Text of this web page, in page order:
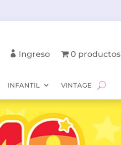
Ingreso 0 productos
INFANTIL VINTAGE